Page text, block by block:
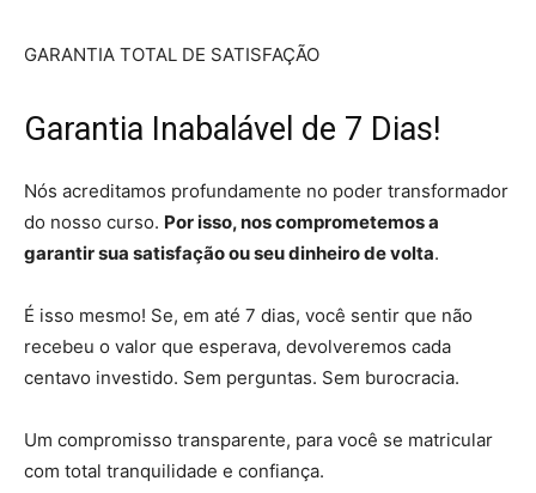
GARANTIA TOTAL DE SATISFAÇÃO
Garantia Inabalável de 7 Dias!
Nós acreditamos profundamente no poder transformador
do nosso curso. Por isso, nos comprometemos a
garantir sua satisfação ou seu dinheiro de volta.
É isso mesmo! Se, em até 7 dias, você sentir que não
recebeu o valor que esperava, devolveremos cada
centavo investido. Sem perguntas. Sem burocracia.
Um compromisso transparente, para você se matricular
com total tranquilidade e confiança.